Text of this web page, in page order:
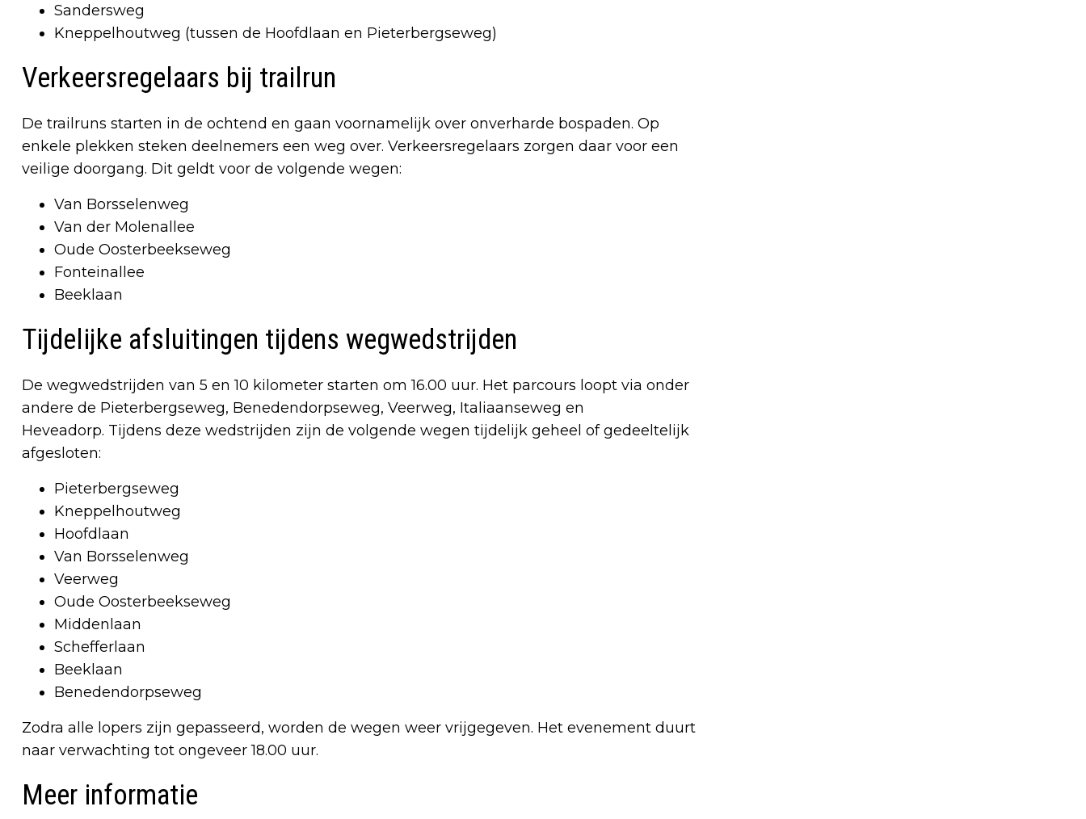
Sandersweg
Kneppelhoutweg (tussen de Hoofdlaan en Pieterbergseweg)
Verkeersregelaars bij trailrun
De trailruns starten in de ochtend en gaan voornamelijk over onverharde bospaden. Op
enkele plekken steken deelnemers een weg over. Verkeersregelaars zorgen daar voor een
veilige doorgang. Dit geldt voor de volgende wegen:
Van Borsselenweg
Van der Molenallee
Oude Oosterbeekseweg
Fonteinallee
Beeklaan
Tijdelijke afsluitingen tijdens wegwedstrijden
De wegwedstrijden van 5 en 10 kilometer starten om 16.00 uur. Het parcours loopt via onder
andere de Pieterbergseweg, Benedendorpseweg, Veerweg, Italiaanseweg en
Heveadorp. Tijdens deze wedstrijden zijn de volgende wegen tijdelijk geheel of gedeeltelijk
afgesloten:
Pieterbergseweg
Kneppelhoutweg
Hoofdlaan
Van Borsselenweg
Veerweg
Oude Oosterbeekseweg
Middenlaan
Schefferlaan
Beeklaan
Benedendorpseweg
Zodra alle lopers zijn gepasseerd, worden de wegen weer vrijgegeven. Het evenement duurt
naar verwachting tot ongeveer 18.00 uur.
Meer informatie